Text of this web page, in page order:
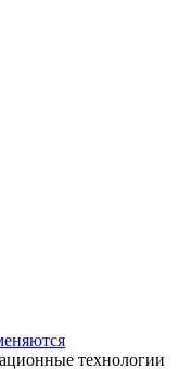
технологии